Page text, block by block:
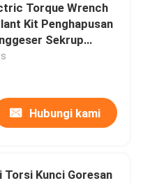
Torque Wrench
Kit Penghapusan
Sekrup
Alat Dokter Gigi
Hubungi kami
Torsi Kunci Goresan